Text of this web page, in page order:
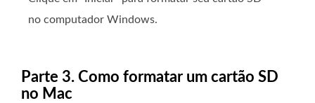
no computador Windows.
Parte 3. Como formatar um cartão SD
no Mac